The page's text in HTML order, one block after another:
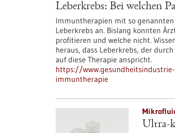
Leberkrebs: Bei welchen
Immuntherapien mit so
Leberkrebs an. Bislang konnten
profitieren und welche nicht.
heraus, dass Leberkrebs, der
auf diese Therapie anspricht.
https://
immuntherapie
Ultra-